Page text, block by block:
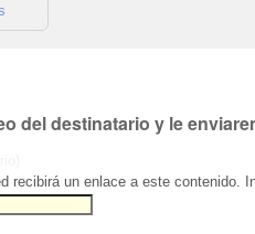
del destinatario y le
recibirá un enlace a este contenido.